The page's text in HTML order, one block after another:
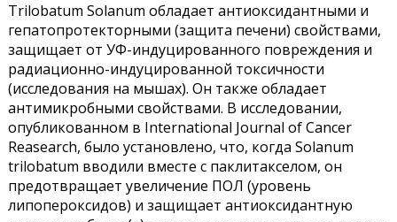
Trilobatum Solanum обладает антиоксидантными и
гепатопротекторными (защита печени) свойствами,
защищает от УФ-индуцированного повреждения и
радиационно-индуцированной токсичности
(исследования на мышах). Он также обладает
антимикробными свойствами. В исследовании,
опубликованном в International Journal of Cancer
Reasearch, было установлено, что, когда Solanum
trilobatum вводили вместе с паклитакселом, он
предотвращает увеличение ПОЛ (уровень
липопероксидов) и защищает антиоксидантную